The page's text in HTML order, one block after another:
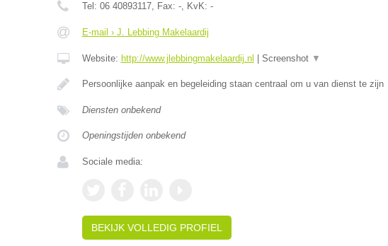
Tel: 06 40893117, Fax: -, KvK: -
E-mail › J. Lebbing Makelaardij
Website: http://www.jlebbingmakelaardij.nl Screenshot ▼
Persoonlijke aanpak en begeleiding staan centraal om u van dienst te zijn
Diensten onbekend
Openingstijden onbekend
Sociale media:
BEKIJK VOLLEDIG PROFIEL